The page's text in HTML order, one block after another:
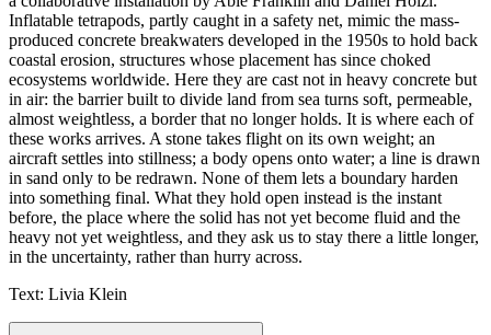
Inflatable tetrapods, partly caught in a safety net, mimic the mass-
produced concrete breakwaters developed in the 1950s to hold back
coastal erosion, structures whose placement has since choked
ecosystems worldwide. Here they are cast not in heavy concrete but
in air: the barrier built to divide land from sea turns soft, permeable,
almost weightless, a border that no longer holds. It is where each of
these works arrives. A stone takes flight on its own weight; an
aircraft settles into stillness; a body opens onto water; a line is drawn
in sand only to be redrawn. None of them lets a boundary harden
into something final. What they hold open instead is the instant
before, the place where the solid has not yet become fluid and the
heavy not yet weightless, and they ask us to stay there a little longer,
in the uncertainty, rather than hurry across.
Text: Livia Klein